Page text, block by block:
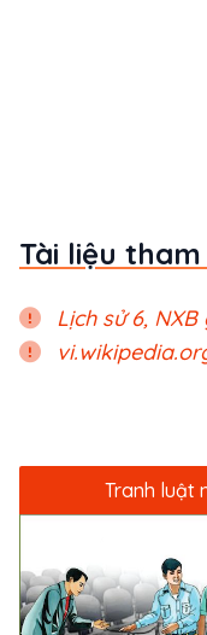
Tài liệu
Lịch sử 6,
Tranh luật